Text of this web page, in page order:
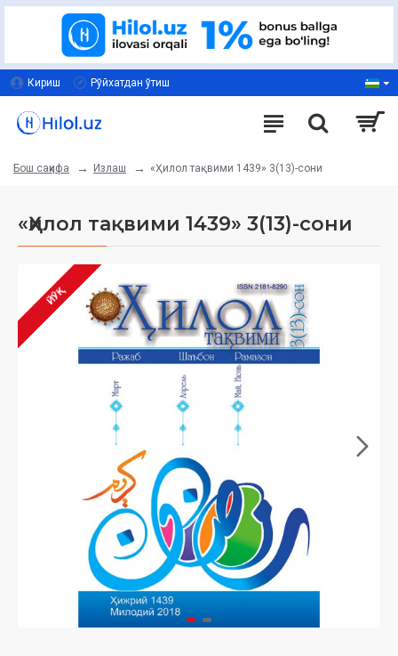
Кириш Рўйхатдан ўтиш
Бош саҳифа Излаш «Ҳилол тақвими 1439» 3(13)-сони
«Ҳилол тақвими 1439» 3(13)-сони
ЙЎҚ